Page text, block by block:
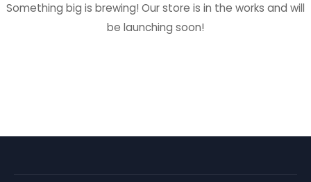
Something big is brewing! Our store is in the works and will
be launching soon!